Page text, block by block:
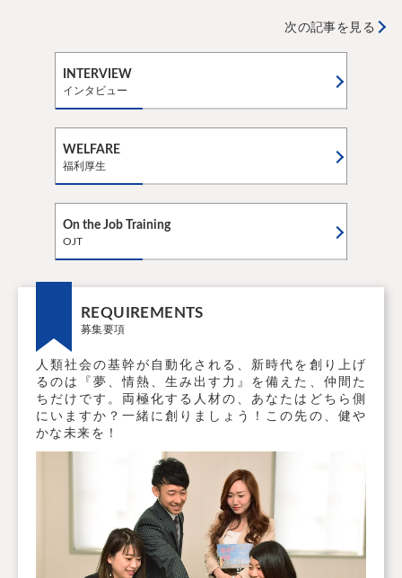
次の記事を見る
INTERVIEW
インタビュー
WELFARE
福利厚生
On the Job Training
OJT
REQUIREMENTS
募集要項
人類社会の基幹が自動化される、新時代を創り上げ
るのは『夢、情熱、生み出す力』を備えた、仲間た
ちだけです。両極化する人材の、あなたはどちら側
にいますか？一緒に創りましょう！この先の、健や
かな未来を！